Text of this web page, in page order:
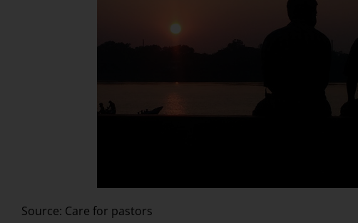
Source: Care for pastors